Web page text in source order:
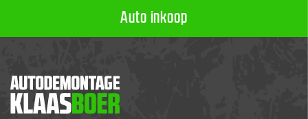
Auto inkoop